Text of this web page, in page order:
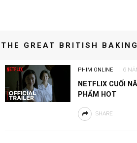
THE GREAT BRITISH
PHIM ONLINE 6
NETFLIX CUỐI
PHẨM HOT
SHARE